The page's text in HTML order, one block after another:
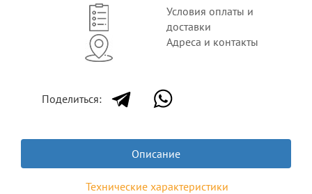
Условия оплаты и
доставки
Адреса и контакты
Поделиться:
Описание
Технические характеристики